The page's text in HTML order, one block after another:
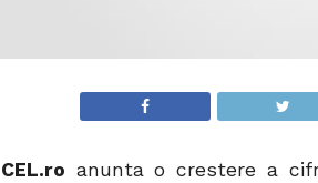
CEL.ro anunta o crestere a